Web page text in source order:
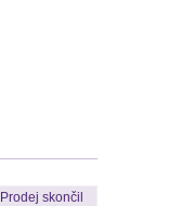
Prodej skončil